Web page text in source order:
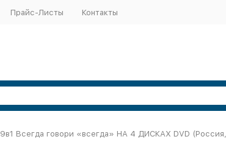
Прайс-Листы Контакты
9в1 Всегда говори «всегда» НА 4 ДИСКАХ DVD